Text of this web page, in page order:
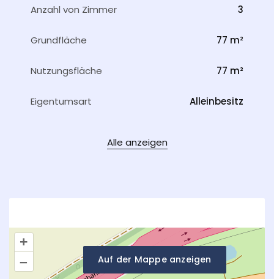
Anzahl von Zimmer 3
Grundfläche 77 m²
Nutzungsfläche 77 m²
Eigentumsart Alleinbesitz
Alle anzeigen
Auf der Mappe anzeigen
+
–